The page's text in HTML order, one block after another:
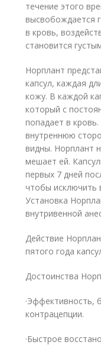
течение этого
высвобождается
в кровь,
становится
Норплант
капсул, каждая
кожу. В каждой
который с
попадает в
внутреннюю
видны. Норплант
мешает ей.
первых 7 дней
чтобы исключить
Установка
внутривенной
Действие
пятого года
Достоинства
·Эффективность,
контрацепции.
·Быстрое